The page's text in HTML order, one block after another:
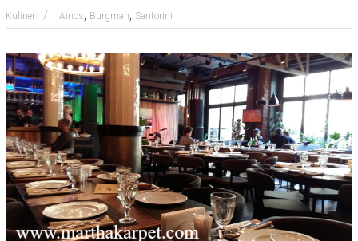
Kuliner Ainos, Burgman, Santorini